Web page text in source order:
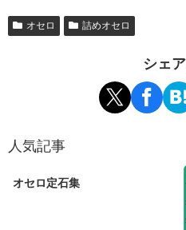
オセロ 詰めオセロ
シェ
人気記事
オセロ定石集